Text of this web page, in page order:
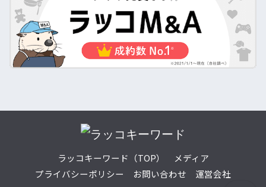
ラッコキーワード（TOP）
メディア
プライバシーポリシー
お問い合わせ 運営会社